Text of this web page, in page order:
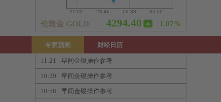
专家预测 财经日历
11:21 早间金银操作参考
10:39 早间金银操作参考
10:58 早间金银操作参考